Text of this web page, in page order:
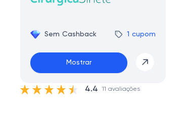
Sem Cashback 1 cupom
Mostrar
4.4 11 avaliações